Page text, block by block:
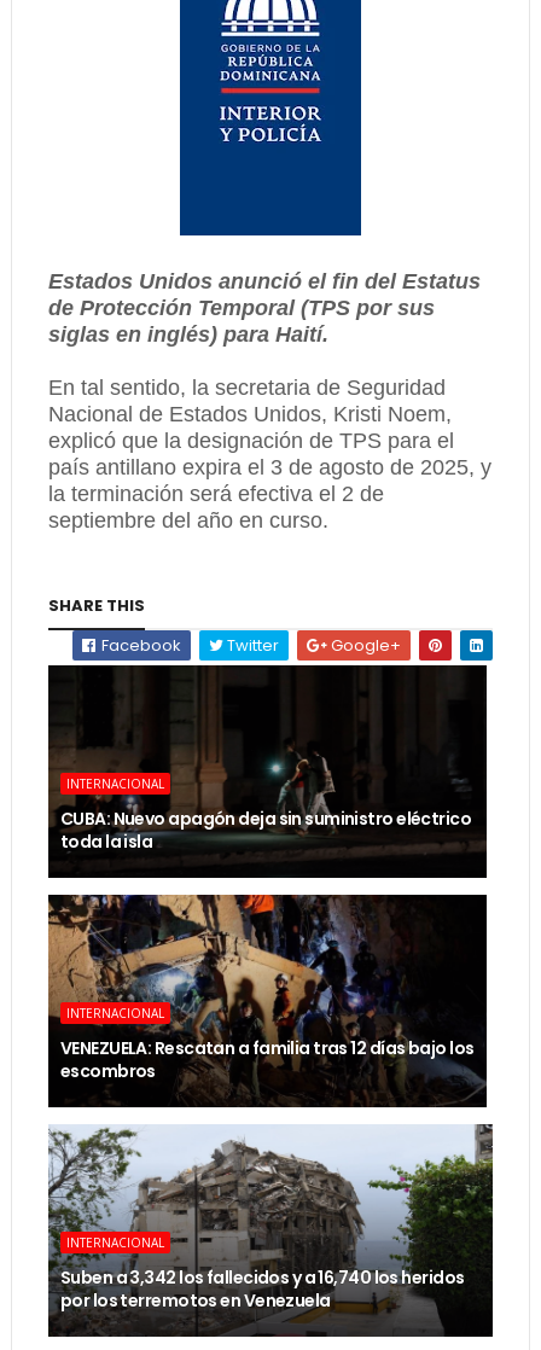
Estados Unidos anunció el fin del Estatus
de Protección Temporal (TPS por sus
siglas en inglés) para Haití.
En tal sentido, la secretaria de Seguridad
Nacional de Estados Unidos, Kristi Noem,
explicó que la designación de TPS para el
país antillano expira el 3 de agosto de 2025, y
la terminación será efectiva el 2 de
septiembre del año en curso.
SHARE THIS
Facebook
Twitter Google+
INTERNACIONAL
CUBA: Nuevo apagón deja sin suministro eléctrico
toda la isla
INTERNACIONAL
VENEZUELA: Rescatan a familia tras 12 días bajo los
escombros
INTERNACIONAL
Suben a 3,342 los fallecidos y a 16,740 los heridos
por los terremotos en Venezuela